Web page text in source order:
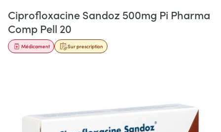
Ciprofloxacine Sandoz 500mg Pi Pharma
Comp Pell 20
Sur prescription
Médicament